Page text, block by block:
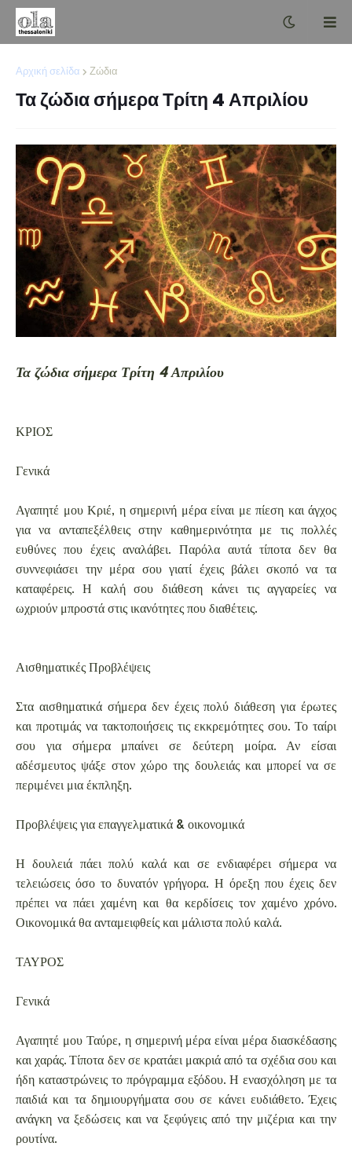
Αρχική σελίδα Ζώδια
Τα ζώδια σήμερα Τρίτη 4 Απριλίου
Τα ζώδια σήμερα Τρίτη 4 Απριλίου
ΚΡΙΟΣ
Γενικά
Αγαπητέ μου Κριέ, η σημερινή μέρα είναι με πίεση και άγχος
για να ανταπεξέλθεις στην καθημερινότητα με τις πολλές
ευθύνες που έχεις αναλάβει. Παρόλα αυτά τίποτα δεν θα
συννεφιάσει την μέρα σου γιατί έχεις βάλει σκοπό να τα
καταφέρεις. Η καλή σου διάθεση κάνει τις αγγαρείες να
ωχριούν μπροστά στις ικανότητες που διαθέτεις.
Αισθηματικές Προβλέψεις
Στα αισθηματικά σήμερα δεν έχεις πολύ διάθεση για έρωτες
και προτιμάς να τακτοποιήσεις τις εκκρεμότητες σου. Το ταίρι
σου για σήμερα μπαίνει σε δεύτερη μοίρα. Αν είσαι
αδέσμευτος ψάξε στον χώρο της δουλειάς και μπορεί να σε
περιμένει μια έκπληξη.
Προβλέψεις για επαγγελματικά & οικονομικά
Η δουλειά πάει πολύ καλά και σε ενδιαφέρει σήμερα να
τελειώσεις όσο το δυνατόν γρήγορα. Η όρεξη που έχεις δεν
πρέπει να πάει χαμένη και θα κερδίσεις τον χαμένο χρόνο.
Οικονομικά θα ανταμειφθείς και μάλιστα πολύ καλά.
ΤΑΥΡΟΣ
Γενικά
Αγαπητέ μου Ταύρε, η σημερινή μέρα είναι μέρα διασκέδασης
και χαράς. Τίποτα δεν σε κρατάει μακριά από τα σχέδια σου και
ήδη καταστρώνεις το πρόγραμμα εξόδου. Η ενασχόληση με τα
παιδιά και τα δημιουργήματα σου σε κάνει ευδιάθετο. Έχεις
ανάγκη να ξεδώσεις και να ξεφύγεις από την μιζέρια και την
ρουτίνα.